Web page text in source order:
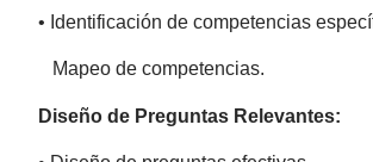
• Identificación de competencias
Mapeo de competencias.
Diseño de Preguntas Relevantes: